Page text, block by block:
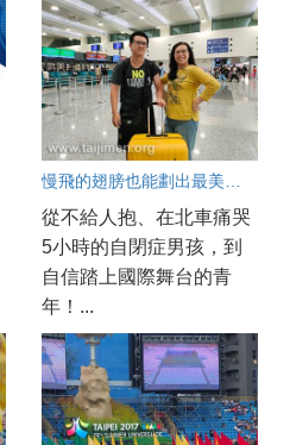
慢飛的翅膀也能劃出最美的弧線
從不給人抱、在北車痛哭
5小時的自閉症男孩，到
自信踏上國際舞台的青
年！...